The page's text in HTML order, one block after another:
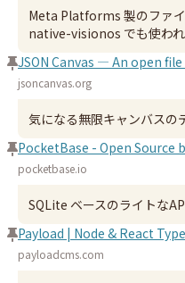
Meta Platforms 製のファ
native-visionos でも使われ
JSON Canvas — An open
jsoncanvas.org
気になる無限キャンバスの
PocketBase - Open Source
pocketbase.io
SQLite ベースのライトな
Payload | Node & React
payloadcms.com